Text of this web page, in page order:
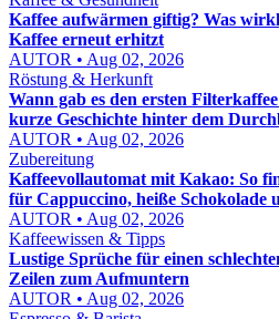
Kaffee aufwärmen giftig? Was
Kaffee erneut erhitzt
AUTOR • Aug 02, 2026
Röstung & Herkunft
Wann gab es den ersten
kurze Geschichte hinter dem
AUTOR • Aug 02, 2026
Zubereitung
Kaffeevollautomat mit Kakao: So
für Cappuccino, heiße Schokolade
AUTOR • Aug 02, 2026
Kaffeewissen & Tipps
Lustige Sprüche für einen
Zeilen zum Aufmuntern
AUTOR • Aug 02, 2026